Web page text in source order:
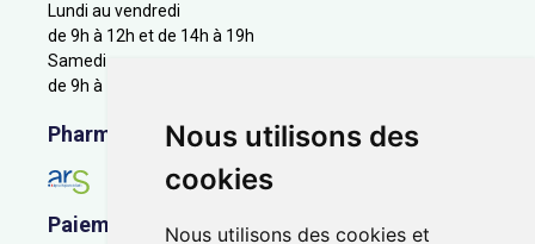
Nous utilisons des
cookies
Nous utilisons des cookies et
Lundi au vendredi
de 9h à 12h et de 14h à 19h
Samedi
de 9h à 12h
Pharmacie en ligne agréée
Paiement sécurisé